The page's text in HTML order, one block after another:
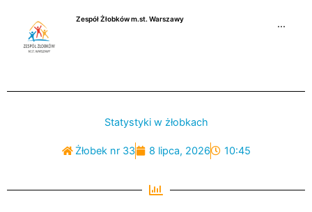
Zespół Żłobków m.st. Warszawy
···
Statystyki w żłobkach
Żłobek nr 33 8 lipca, 2026 10:45